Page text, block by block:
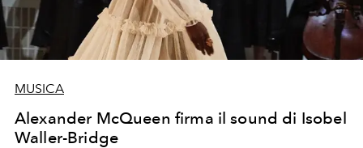
MUSICA
Alexander McQueen firma il sound di Isobel
Waller-Bridge